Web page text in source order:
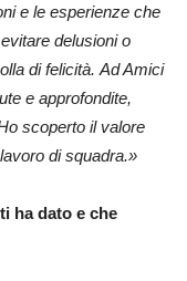
e le esperienze che
delusioni o
di felicità. Ad Amici
e approfondite,
scoperto il valore
di squadra.»
ha dato e che